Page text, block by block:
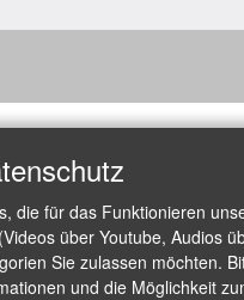
für das Funktionieren
über Youtube, Audios
Sie zulassen möchten.
und die Möglichkeit